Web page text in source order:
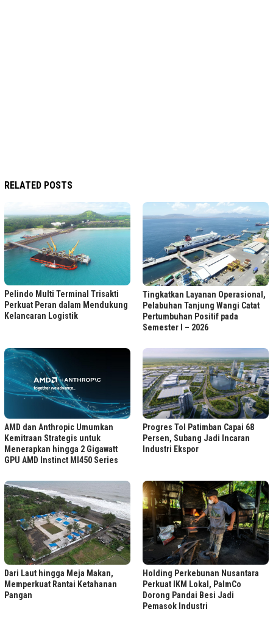
RELATED POSTS
Pelindo Multi Terminal Trisakti
Perkuat Peran dalam Mendukung
Kelancaran Logistik
Tingkatkan Layanan Operasional,
Pelabuhan Tanjung Wangi Catat
Pertumbuhan Positif pada
Semester I – 2026
AMD dan Anthropic Umumkan
Kemitraan Strategis untuk
Menerapkan hingga 2 Gigawatt
GPU AMD Instinct MI450 Series
Progres Tol Patimban Capai 68
Persen, Subang Jadi Incaran
Industri Ekspor
Dari Laut hingga Meja Makan,
Memperkuat Rantai Ketahanan
Pangan
Holding Perkebunan Nusantara
Perkuat IKM Lokal, PalmCo
Dorong Pandai Besi Jadi
Pemasok Industri